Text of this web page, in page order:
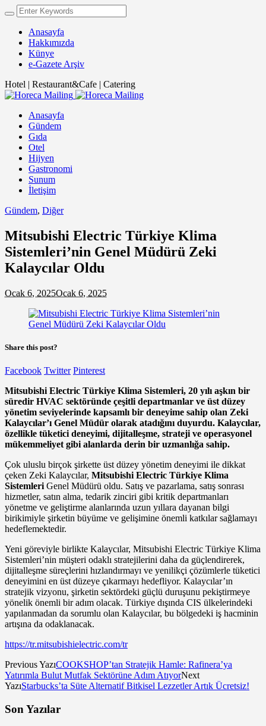
Anasayfa
Hakkımızda
Künye
e-Gazete Arşiv
Hotel | Restaurant&Cafe | Catering
Anasayfa
Gündem
Gıda
Otel
Hijyen
Gastronomi
Sunum
İletişim
Gündem, Diğer
Mitsubishi Electric Türkiye Klima
Sistemleri’nin Genel Müdürü Zeki
Kalaycılar Oldu
Ocak 6, 2025Ocak 6, 2025
Share this post?
Facebook Twitter Pinterest
Mitsubishi Electric Türkiye Klima Sistemleri, 20 yılı aşkın bir
süredir HVAC sektöründe çeşitli departmanlar ve üst düzey
yönetim seviyelerinde kapsamlı bir deneyime sahip olan Zeki
Kalaycılar’ı Genel Müdür olarak atadığını duyurdu. Kalaycılar,
özellikle tüketici deneyimi, dijitalleşme, strateji ve operasyonel
mükemmeliyet gibi alanlarda derin bir uzmanlığa sahip.
Çok uluslu birçok şirkette üst düzey yönetim deneyimi ile dikkat
çeken Zeki Kalaycılar, Mitsubishi Electric Türkiye Klima
Sistemleri Genel Müdürü oldu. Satış ve pazarlama, satış sonrası
hizmetler, satın alma, tedarik zinciri gibi kritik departmanları
yönetme ve geliştirme alanlarında uzun yıllara dayanan bilgi
birikimiyle şirketin büyüme ve gelişimine önemli katkılar sağlamayı
hedeflemektedir.
Yeni göreviyle birlikte Kalaycılar, Mitsubishi Electric Türkiye Klima
Sistemleri’nin müşteri odaklı stratejilerini daha da güçlendirerek,
dijitalleşme süreçlerini hızlandırmayı ve yenilikçi çözümlerle tüketici
deneyimini en üst düzeye çıkarmayı hedefliyor. Kalaycılar’ın
stratejik vizyonu, şirketin sektördeki güçlü duruşunu pekiştirmeye
yönelik önemli bir adım olacak. Türkiye dışında CIS ülkelerindeki
yapılanmadan da sorumlu olan Kalaycılar, bu bölgedeki iş hacminin
artışına da odaklanacak.
https://tr.mitsubishielectric.com/tr
Previous YazıCOOKSHOP’tan Stratejik Hamle: Rafinera’ya
Yatırımla Bulut Mutfak Sektörüne Adım AtıyorNext
YazıStarbucks’ta Süte Alternatif Bitkisel Lezzetler Artık Ücretsiz!
Son Yazılar